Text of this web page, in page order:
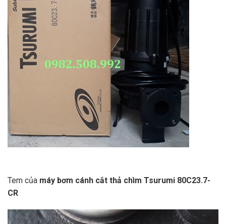
Tem của máy bơm cánh cắt thả chìm Tsurumi 80C23.7-
CR